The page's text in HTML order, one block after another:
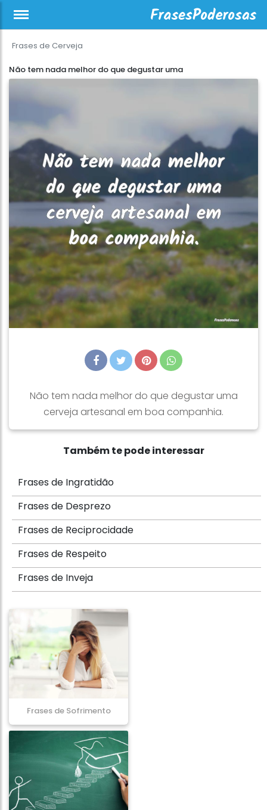
Frases de Cerveja
Não tem nada melhor do que degustar uma
Não tem nada melhor do que degustar uma
cerveja artesanal em boa companhia.
Também te pode interessar
Frases de Ingratidão
Frases de Desprezo
Frases de Reciprocidade
Frases de Respeito
Frases de Inveja
Frases de Sofrimento